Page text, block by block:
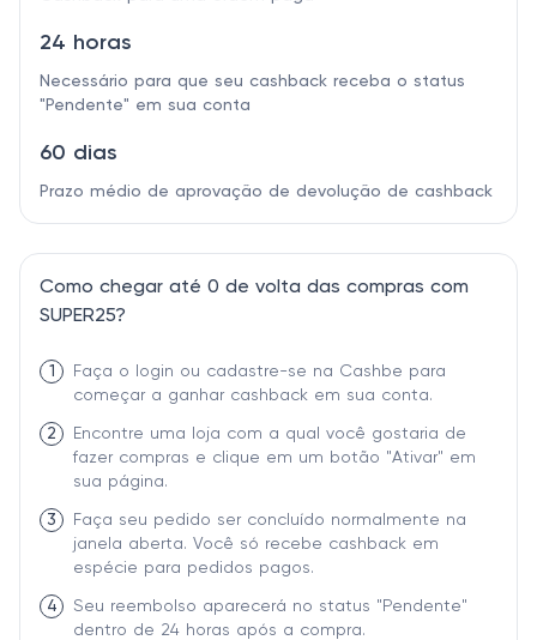
24 horas
Necessário para que seu cashback receba o status
"Pendente" em sua conta
60 dias
Prazo médio de aprovação de devolução de cashback
Como chegar até 0 de volta das compras com
SUPER25?
1
Faça o login ou cadastre-se na Cashbe para
começar a ganhar cashback em sua conta.
2
Encontre uma loja com a qual você gostaria de
fazer compras e clique em um botão "Ativar" em
sua página.
3
Faça seu pedido ser concluído normalmente na
janela aberta. Você só recebe cashback em
espécie para pedidos pagos.
4
Seu reembolso aparecerá no status "Pendente"
dentro de 24 horas após a compra.